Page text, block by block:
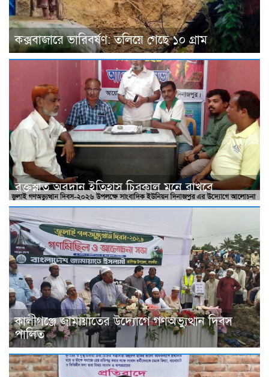
কক্সবাজারে ভারিবর্ষণ: তলিয়ে গেছে ১০ গ্রাম
রক্তস্নাত অবদান ইতিহাস চিরকাল মনে রাখবে
কালীগঞ্জে জামায়াতের উদ্যোগে গণঅভ্যুত্থান দিবস
পালিত